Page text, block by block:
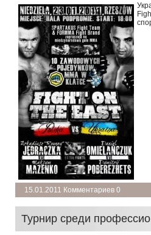
15.01.2011 Комментариев 0
Турнир среди